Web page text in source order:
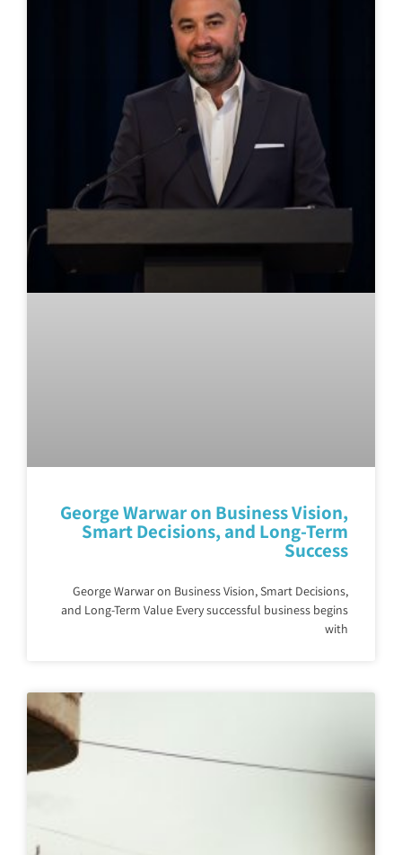
George Warwar on Business Vision,
Smart Decisions, and Long-Term
Success
George Warwar on Business Vision, Smart Decisions,
and Long-Term Value Every successful business begins
with